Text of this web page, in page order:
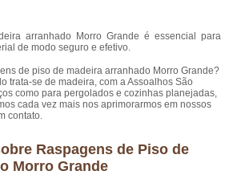
arranhado Morro Grande é essencial para
de modo seguro e efetivo.
de piso de madeira arranhado Morro Grande?
trata-se de madeira, com a Assoalhos São
como para pergolados e cozinhas planejadas,
cada vez mais nos aprimorarmos em nossos
contato.
Raspagens de Piso de
Morro Grande